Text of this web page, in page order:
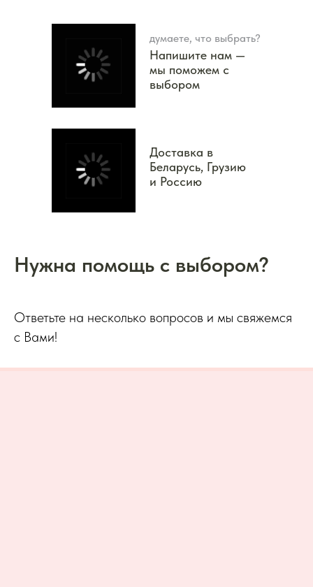
думаете, что выбрать?
Напишите нам —
мы поможем с
выбором
Доставка в
Беларусь, Грузию
и Россию
Нужна помощь с выбором?
Ответьте на несколько вопросов и мы свяжемся
с Вами!